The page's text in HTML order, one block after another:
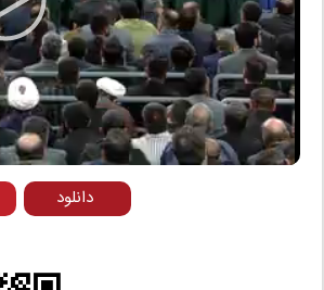
Play
Video
دانلود